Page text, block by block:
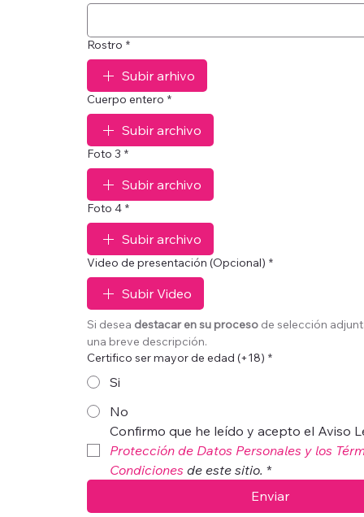
Rostro *
Subir arhivo
Cuerpo entero *
Subir archivo
Foto 3 *
Subir archivo
Foto 4 *
Subir archivo
Video de presentación (Opcional) *
Subir Video
Si desea destacar en su proceso de selección
una breve descripción.
Certifico ser mayor de edad (+18) *
Si
No
Protección de Datos Personales y los
Condiciones de este sitio. *
Enviar